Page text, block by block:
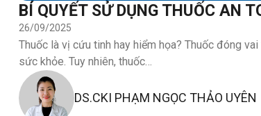
BÍ QUYẾT SỬ DỤNG THUỐC AN
26/09/2025
Thuốc là vị cứu tinh hay hiểm họa? Thuốc đóng
sức khỏe. Tuy nhiên, thuốc…
DS.CKI PHẠM NGỌC THẢO UYÊN